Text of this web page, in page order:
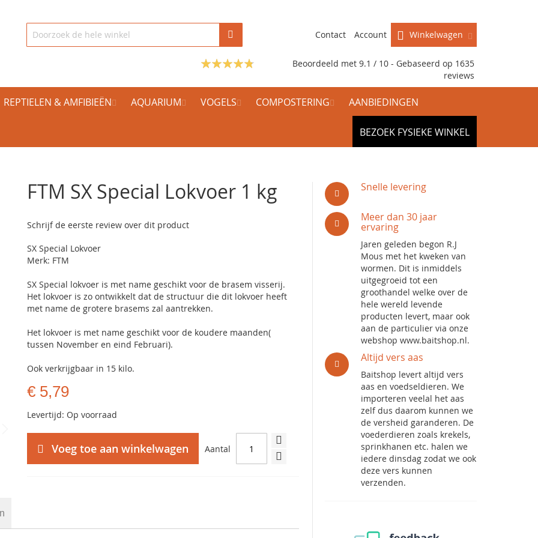
Winkelwagen
Contact Account
Beoordeeld met 9.1 / 10 - Gebaseerd op 1635
reviews
REPTIELEN & AMFIBIEËN AQUARIUM VOGELS COMPOSTERING AANBIEDINGEN
BEZOEK FYSIEKE WINKEL
FTM SX Special Lokvoer 1 kg
Schrijf de eerste review over dit product
SX Special Lokvoer
Merk: FTM
SX Special lokvoer is met name geschikt voor de brasem visserij.
Het lokvoer is zo ontwikkelt dat de structuur die dit lokvoer heeft
met name de grotere brasems zal aantrekken.
Het lokvoer is met name geschikt voor de koudere maanden(
tussen November en eind Februari).
Ook verkrijgbaar in 15 kilo.
€ 5,79
Levertijd: Op voorraad
Aantal
Voeg toe aan winkelwagen
Snelle levering
Meer dan 30 jaar
ervaring
Jaren geleden begon R.J
Mous met het kweken van
wormen. Dit is inmiddels
uitgegroeid tot een
groothandel welke over de
hele wereld levende
producten levert, maar ook
aan de particulier via onze
webshop www.baitshop.nl.
Altijd vers aas
Baitshop levert altijd vers
aas en voedseldieren. We
importeren veelal het aas
zelf dus daarom kunnen we
de versheid garanderen. De
voederdieren zoals krekels,
sprinkhanen etc. halen we
iedere dinsdag zodat we ook
deze vers kunnen
verzenden.